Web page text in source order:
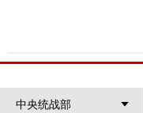
中央统战部